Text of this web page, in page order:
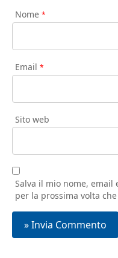
Nome *
Email *
Sito web
Salva il mio nome,
per la prossima volta